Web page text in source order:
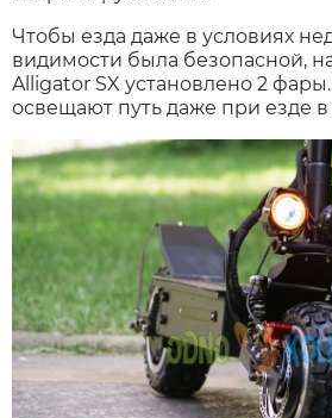
Чтобы езда даже в условиях
видимости была безопасной,
Alligator SX установлено 2
освещают путь даже при езде